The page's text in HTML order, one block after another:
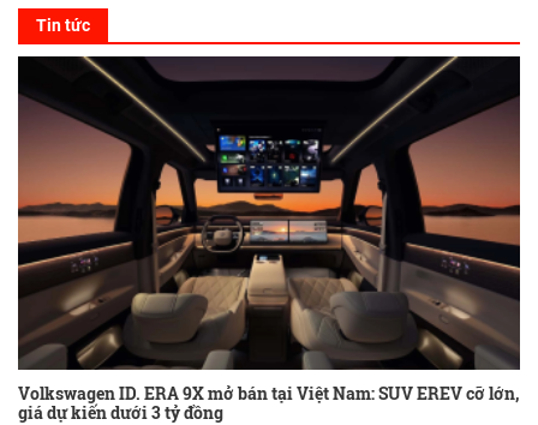
Tin tức
Volkswagen ID. ERA 9X mở bán tại Việt Nam: SUV EREV cỡ lớn,
giá dự kiến dưới 3 tỷ đồng